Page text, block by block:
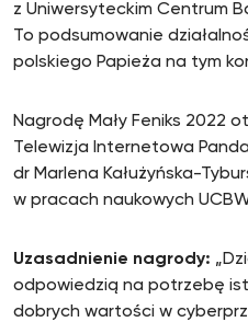
z Uniwersyteckim Centrum
To podsumowanie
polskiego Papieża na tym
Nagrodę Mały Feniks 2022
Telewizja Internetowa
dr Marlena Kałużyńska-
w pracach naukowych
Uzasadnienie nagrody:
odpowiedzią na po­trzebę
dobrych wartości w